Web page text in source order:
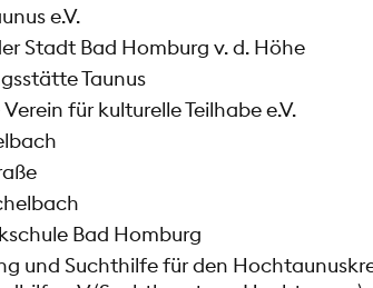
e.V.
Stadt Bad Homburg v. d. Höhe
Taunus
für kulturelle Teilhabe e.V.
Bad Homburg
und Suchthilfe für den